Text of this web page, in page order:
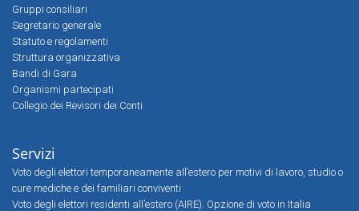
Gruppi consiliari
Segretario generale
Statuto e regolamenti
Struttura organizzativa
Bandi di Gara
Organismi partecipati
Collegio dei Revisori dei Conti
Servizi
Voto degli elettori temporaneamente all’estero per motivi di lavoro, studio o
cure mediche e dei familiari conviventi
Voto degli elettori residenti all’estero (AIRE). Opzione di voto in Italia